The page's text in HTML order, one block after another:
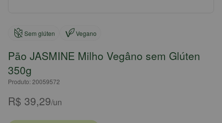
Sem glúten Vegano
Pão JASMINE Milho Vegâno sem Glúten
350g
Produto: 20059572
R$ 39,29/un